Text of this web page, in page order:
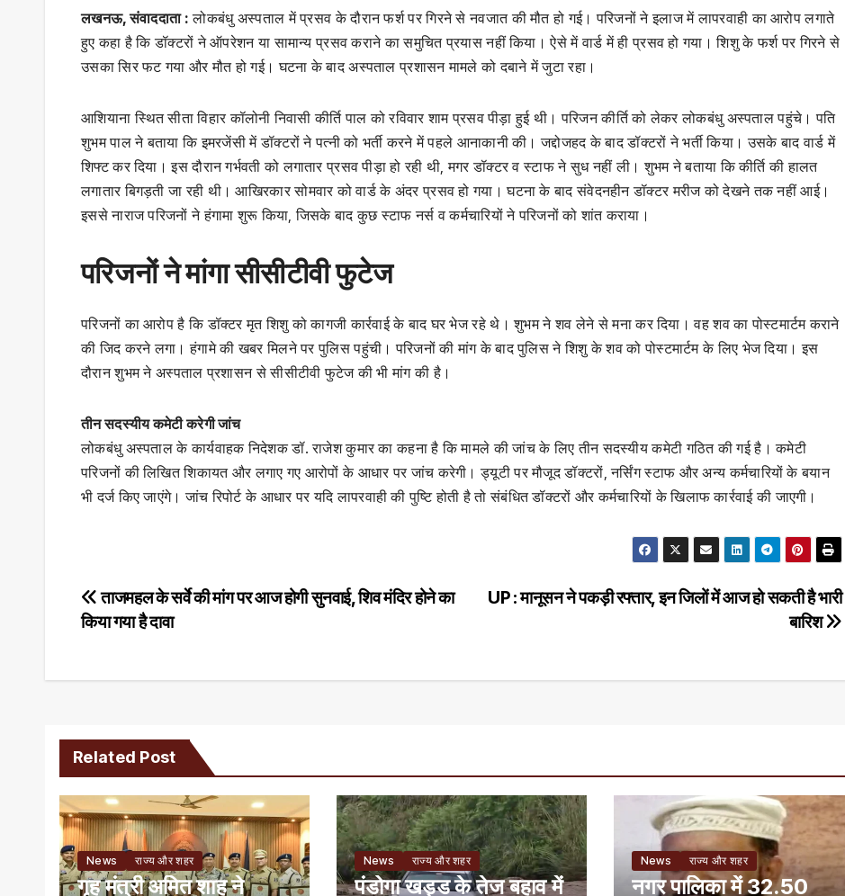
लखनऊ, संवाददाता : लोकबंधु अस्पताल में प्रसव के दौरान फर्श पर गिरने से नवजात की मौत हो गई। परिजनों ने इलाज में लापरवाही का आरोप लगाते
हुए कहा है कि डॉक्टरों ने ऑपरेशन या सामान्य प्रसव कराने का समुचित प्रयास नहीं किया। ऐसे में वार्ड में ही प्रसव हो गया। शिशु के फर्श पर गिरने से
उसका सिर फट गया और मौत हो गई। घटना के बाद अस्पताल प्रशासन मामले को दबाने में जुटा रहा।
आशियाना स्थित सीता विहार कॉलोनी निवासी कीर्ति पाल को रविवार शाम प्रसव पीड़ा हुई थी। परिजन कीर्ति को लेकर लोकबंधु अस्पताल पहुंचे। पति
शुभम पाल ने बताया कि इमरजेंसी में डॉक्टरों ने पत्नी को भर्ती करने में पहले आनाकानी की। जद्दोजहद के बाद डॉक्टरों ने भर्ती किया। उसके बाद वार्ड में
शिफ्ट कर दिया। इस दौरान गर्भवती को लगातार प्रसव पीड़ा हो रही थी, मगर डॉक्टर व स्टाफ ने सुध नहीं ली। शुभम ने बताया कि कीर्ति की हालत
लगातार बिगड़ती जा रही थी। आखिरकार सोमवार को वार्ड के अंदर प्रसव हो गया। घटना के बाद संवेदनहीन डॉक्टर मरीज को देखने तक नहीं आई।
इससे नाराज परिजनों ने हंगामा शुरू किया, जिसके बाद कुछ स्टाफ नर्स व कर्मचारियों ने परिजनों को शांत कराया।
परिजनों ने मांगा सीसीटीवी फुटेज
परिजनों का आरोप है कि डॉक्टर मृत शिशु को कागजी कार्रवाई के बाद घर भेज रहे थे। शुभम ने शव लेने से मना कर दिया। वह शव का पोस्टमार्टम कराने
की जिद करने लगा। हंगामे की खबर मिलने पर पुलिस पहुंची। परिजनों की मांग के बाद पुलिस ने शिशु के शव को पोस्टमार्टम के लिए भेज दिया। इस
दौरान शुभम ने अस्पताल प्रशासन से सीसीटीवी फुटेज की भी मांग की है।
तीन सदस्यीय कमेटी करेगी जांच
लोकबंधु अस्पताल के कार्यवाहक निदेशक डॉ. राजेश कुमार का कहना है कि मामले की जांच के लिए तीन सदस्यीय कमेटी गठित की गई है। कमेटी
परिजनों की लिखित शिकायत और लगाए गए आरोपों के आधार पर जांच करेगी। ड्यूटी पर मौजूद डॉक्टरों, नर्सिंग स्टाफ और अन्य कर्मचारियों के बयान
भी दर्ज किए जाएंगे। जांच रिपोर्ट के आधार पर यदि लापरवाही की पुष्टि होती है तो संबंधित डॉक्टरों और कर्मचारियों के खिलाफ कार्रवाई की जाएगी।
Post
navigation
UP : मानूसन ने पकड़ी रफ्तार, इन जिलों में आज हो सकती है भारी
बारिश
ताजमहल के सर्वे की मांग पर आज होगी सुनवाई, शिव मंदिर होने का
किया गया है दावा
Related Post
News राज्य और शहर
गृह मंत्री अमित शाह ने
News राज्य और शहर
पंडोगा खड्ड के तेज बहाव में
News राज्य और शहर
नगर पालिका में 32.50